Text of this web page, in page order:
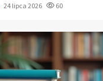
24 lipca 2026 60